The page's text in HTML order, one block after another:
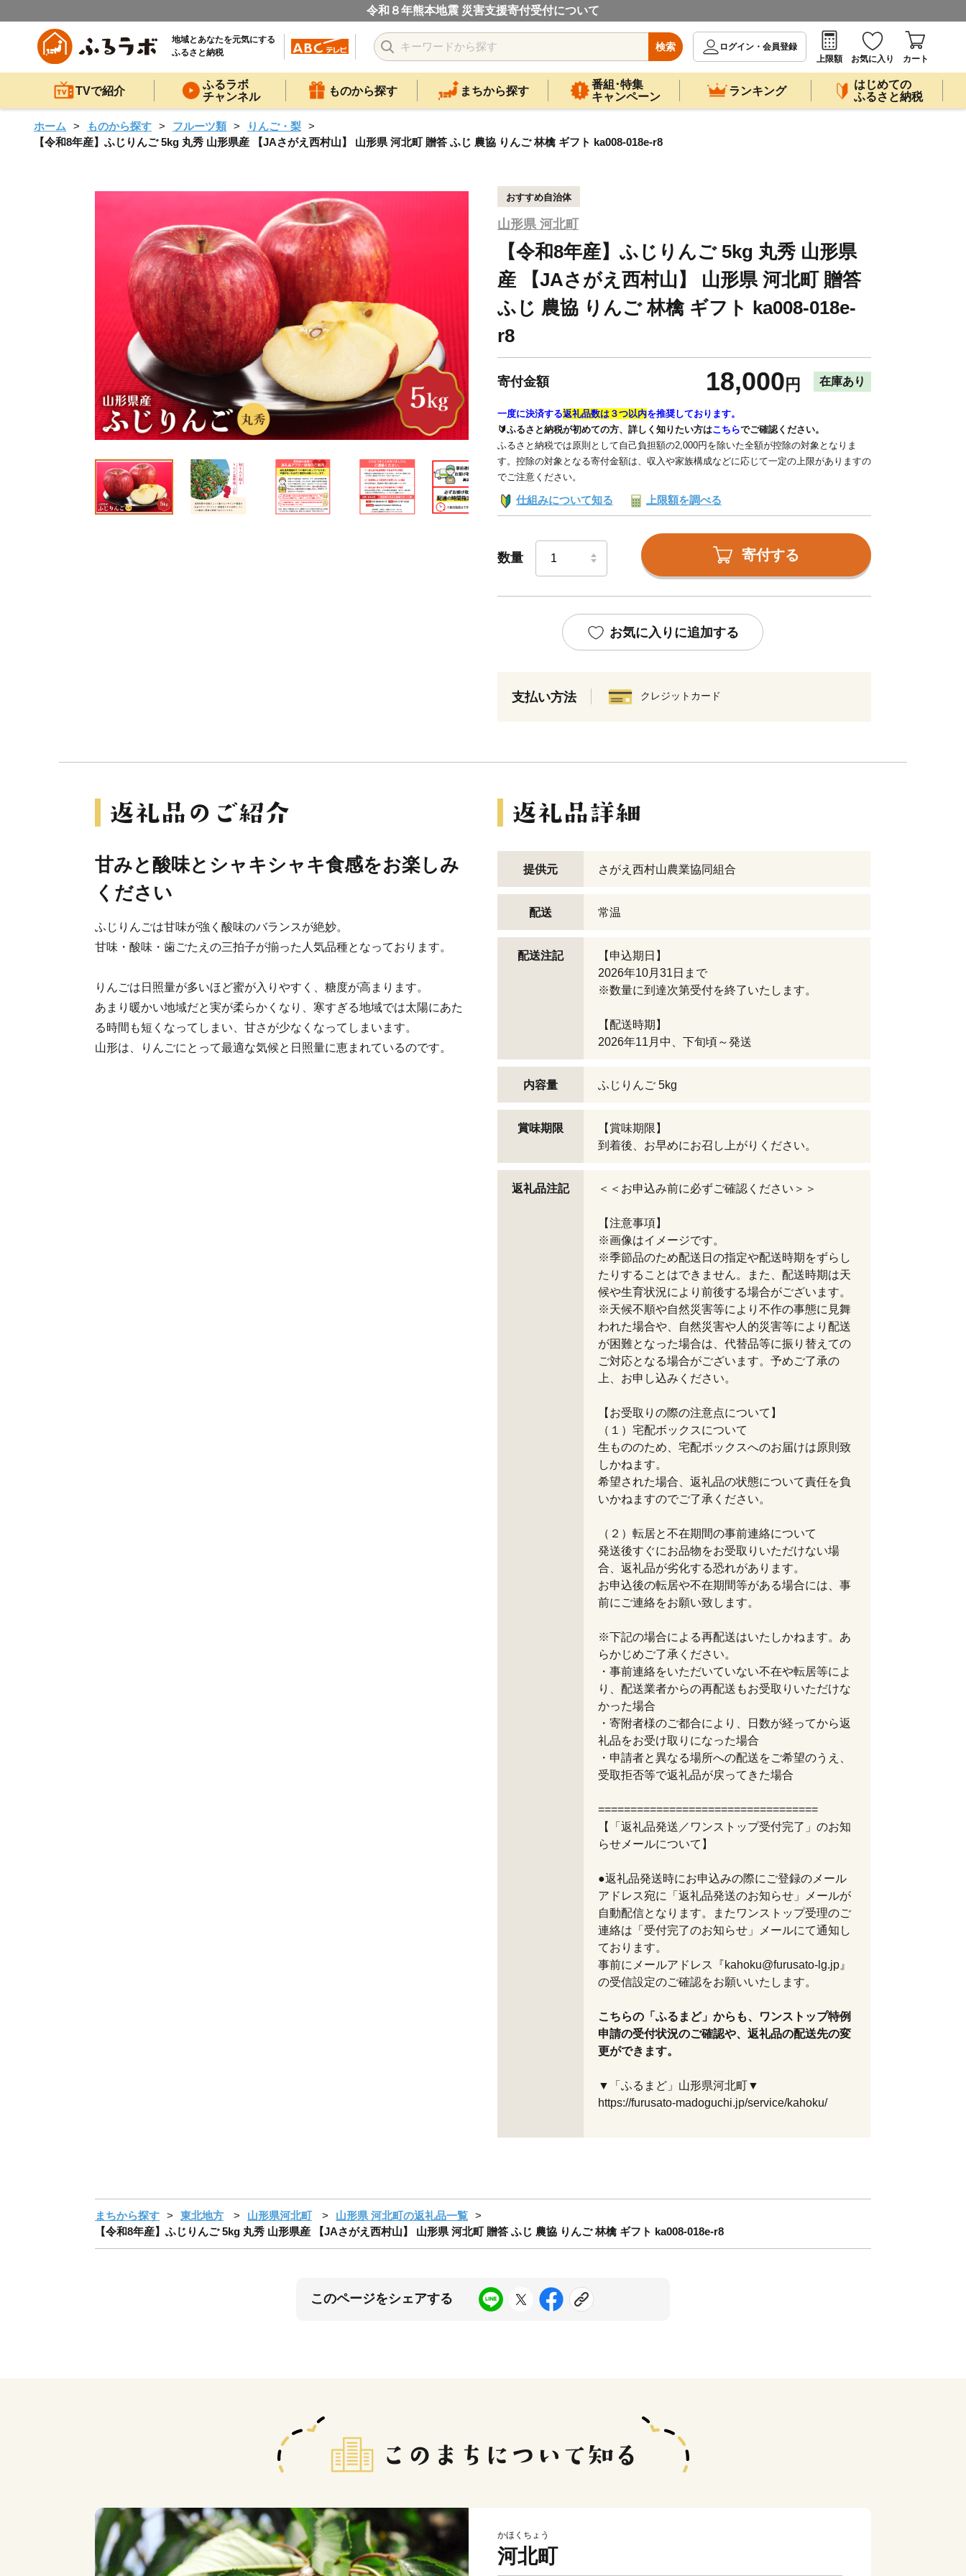
令和８年熊本地震 災害支援寄付受付について
地域とあなたを元気にする
ふるさと納税
検索
ログイン・会員登録
上限額
お気に入り カート
TVで紹介
ふるラボ
チャンネル
ものから探す まちから探す
番組･特集
キャンペーン
ランキング
はじめての
ふるさと納税
ホーム ものから探す フルーツ類
りんご・梨
【令和8年産】ふじりんご 5kg 丸秀 山形県産 【JAさがえ西村山】 山形県 河北町 贈答 ふじ 農協 りんご 林檎 ギフト ka008-018e-r8
おすすめ自治体
山形県 河北町
【令和8年産】ふじりんご 5kg 丸秀 山形県
産 【JAさがえ西村山】 山形県 河北町 贈答
ふじ 農協 りんご 林檎 ギフト ka008-018e-
r8
寄付金額 18,000 円 在庫あり
一度に決済する返礼品数は３つ以内を推奨しております。
🔰ふるさと納税が初めての方、詳しく知りたい方はこちらでご確認ください。
ふるさと納税では原則として自己負担額の2,000円を除いた全額が控除の対象となりま
す。控除の対象となる寄付金額は、収入や家族構成などに応じて一定の上限がありますの
でご注意ください。
仕組みについて知る 上限額を調べる
数量 寄付する
お気に入りに追加する
支払い方法 クレジットカード
甘みと酸味とシャキシャキ食感をお楽しみ
ください
ふじりんごは甘味が強く酸味のバランスが絶妙。
甘味・酸味・歯ごたえの三拍子が揃った人気品種となっております。
りんごは日照量が多いほど蜜が入りやすく、糖度が高まります。
あまり暖かい地域だと実が柔らかくなり、寒すぎる地域では太陽にあた
る時間も短くなってしまい、甘さが少なくなってしまいます。
山形は、りんごにとって最適な気候と日照量に恵まれているのです。
提供元 さがえ西村山農業協同組合
配送 常温
配送注記
【申込期日】
2026年10月31日まで
※数量に到達次第受付を終了いたします。
【配送時期】
2026年11月中、下旬頃～発送
内容量 ふじりんご 5kg
賞味期限
【賞味期限】
到着後、お早めにお召し上がりください。
返礼品注記 ＜＜お申込み前に必ずご確認ください＞＞
【注意事項】
※画像はイメージです。
※季節品のため配送日の指定や配送時期をずらし
たりすることはできません。また、配送時期は天
候や生育状況により前後する場合がございます。
※天候不順や自然災害等により不作の事態に見舞
われた場合や、自然災害や人的災害等により配送
が困難となった場合は、代替品等に振り替えての
ご対応となる場合がございます。予めご了承の
上、お申し込みください。
【お受取りの際の注意点について】
（１）宅配ボックスについて
生もののため、宅配ボックスへのお届けは原則致
しかねます。
希望された場合、返礼品の状態について責任を負
いかねますのでご了承ください。
（２）転居と不在期間の事前連絡について
発送後すぐにお品物をお受取りいただけない場
合、返礼品が劣化する恐れがあります。
お申込後の転居や不在期間等がある場合には、事
前にご連絡をお願い致します。
※下記の場合による再配送はいたしかねます。あ
らかじめご了承ください。
・事前連絡をいただいていない不在や転居等によ
り、配送業者からの再配送もお受取りいただけな
かった場合
・寄附者様のご都合により、日数が経ってから返
礼品をお受け取りになった場合
・申請者と異なる場所への配送をご希望のうえ、
受取拒否等で返礼品が戻ってきた場合
==================================
【「返礼品発送／ワンストップ受付完了」のお知
らせメールについて】
●返礼品発送時にお申込みの際にご登録のメール
アドレス宛に「返礼品発送のお知らせ」メールが
自動配信となります。またワンストップ受理のご
連絡は「受付完了のお知らせ」メールにて通知し
ております。
事前にメールアドレス『kahoku@furusato-lg.jp』
の受信設定のご確認をお願いいたします。
こちらの「ふるまど」からも、ワンストップ特例
申請の受付状況のご確認や、返礼品の配送先の変
更ができます。
▼「ふるまど」山形県河北町▼
https://furusato-madoguchi.jp/service/kahoku/
まちから探す 東北地方 山形県河北町
山形県 河北町の返礼品一覧
【令和8年産】ふじりんご 5kg 丸秀 山形県産 【JAさがえ西村山】 山形県 河北町 贈答 ふじ 農協 りんご 林檎 ギフト ka008-018e-r8
このページをシェアする
かほくちょう
河北町